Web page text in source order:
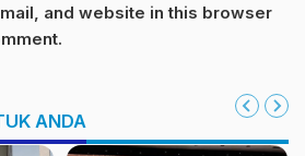
and website in this browser
ANDA